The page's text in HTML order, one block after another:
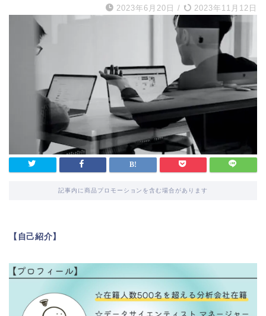
2023年6月20日 / 2023年11月12日
記事内に商品プロモーションを含む場合があります
【自己紹介】